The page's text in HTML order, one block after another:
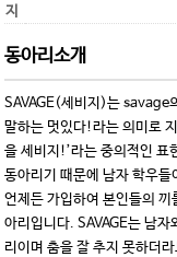
지
동아리소개
SAVAGE(세비지)는 savage
말하는 멋있다!라는 의미로
을 세비지!’라는 중의적인 표
동아리기 때문에 남자 학우
언제든 가입하여 본인들의 끼
아리입니다. SAVAGE는 남
리이며 춤을 잘 추지 못하더